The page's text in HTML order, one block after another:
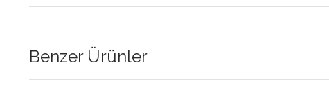
Benzer Ürünler